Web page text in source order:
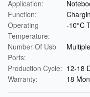
Application:
Function:
Operating
Temperature:
-10°C
Number Of Usb
Ports:
Production Cycle: 12-18
Warranty:
18